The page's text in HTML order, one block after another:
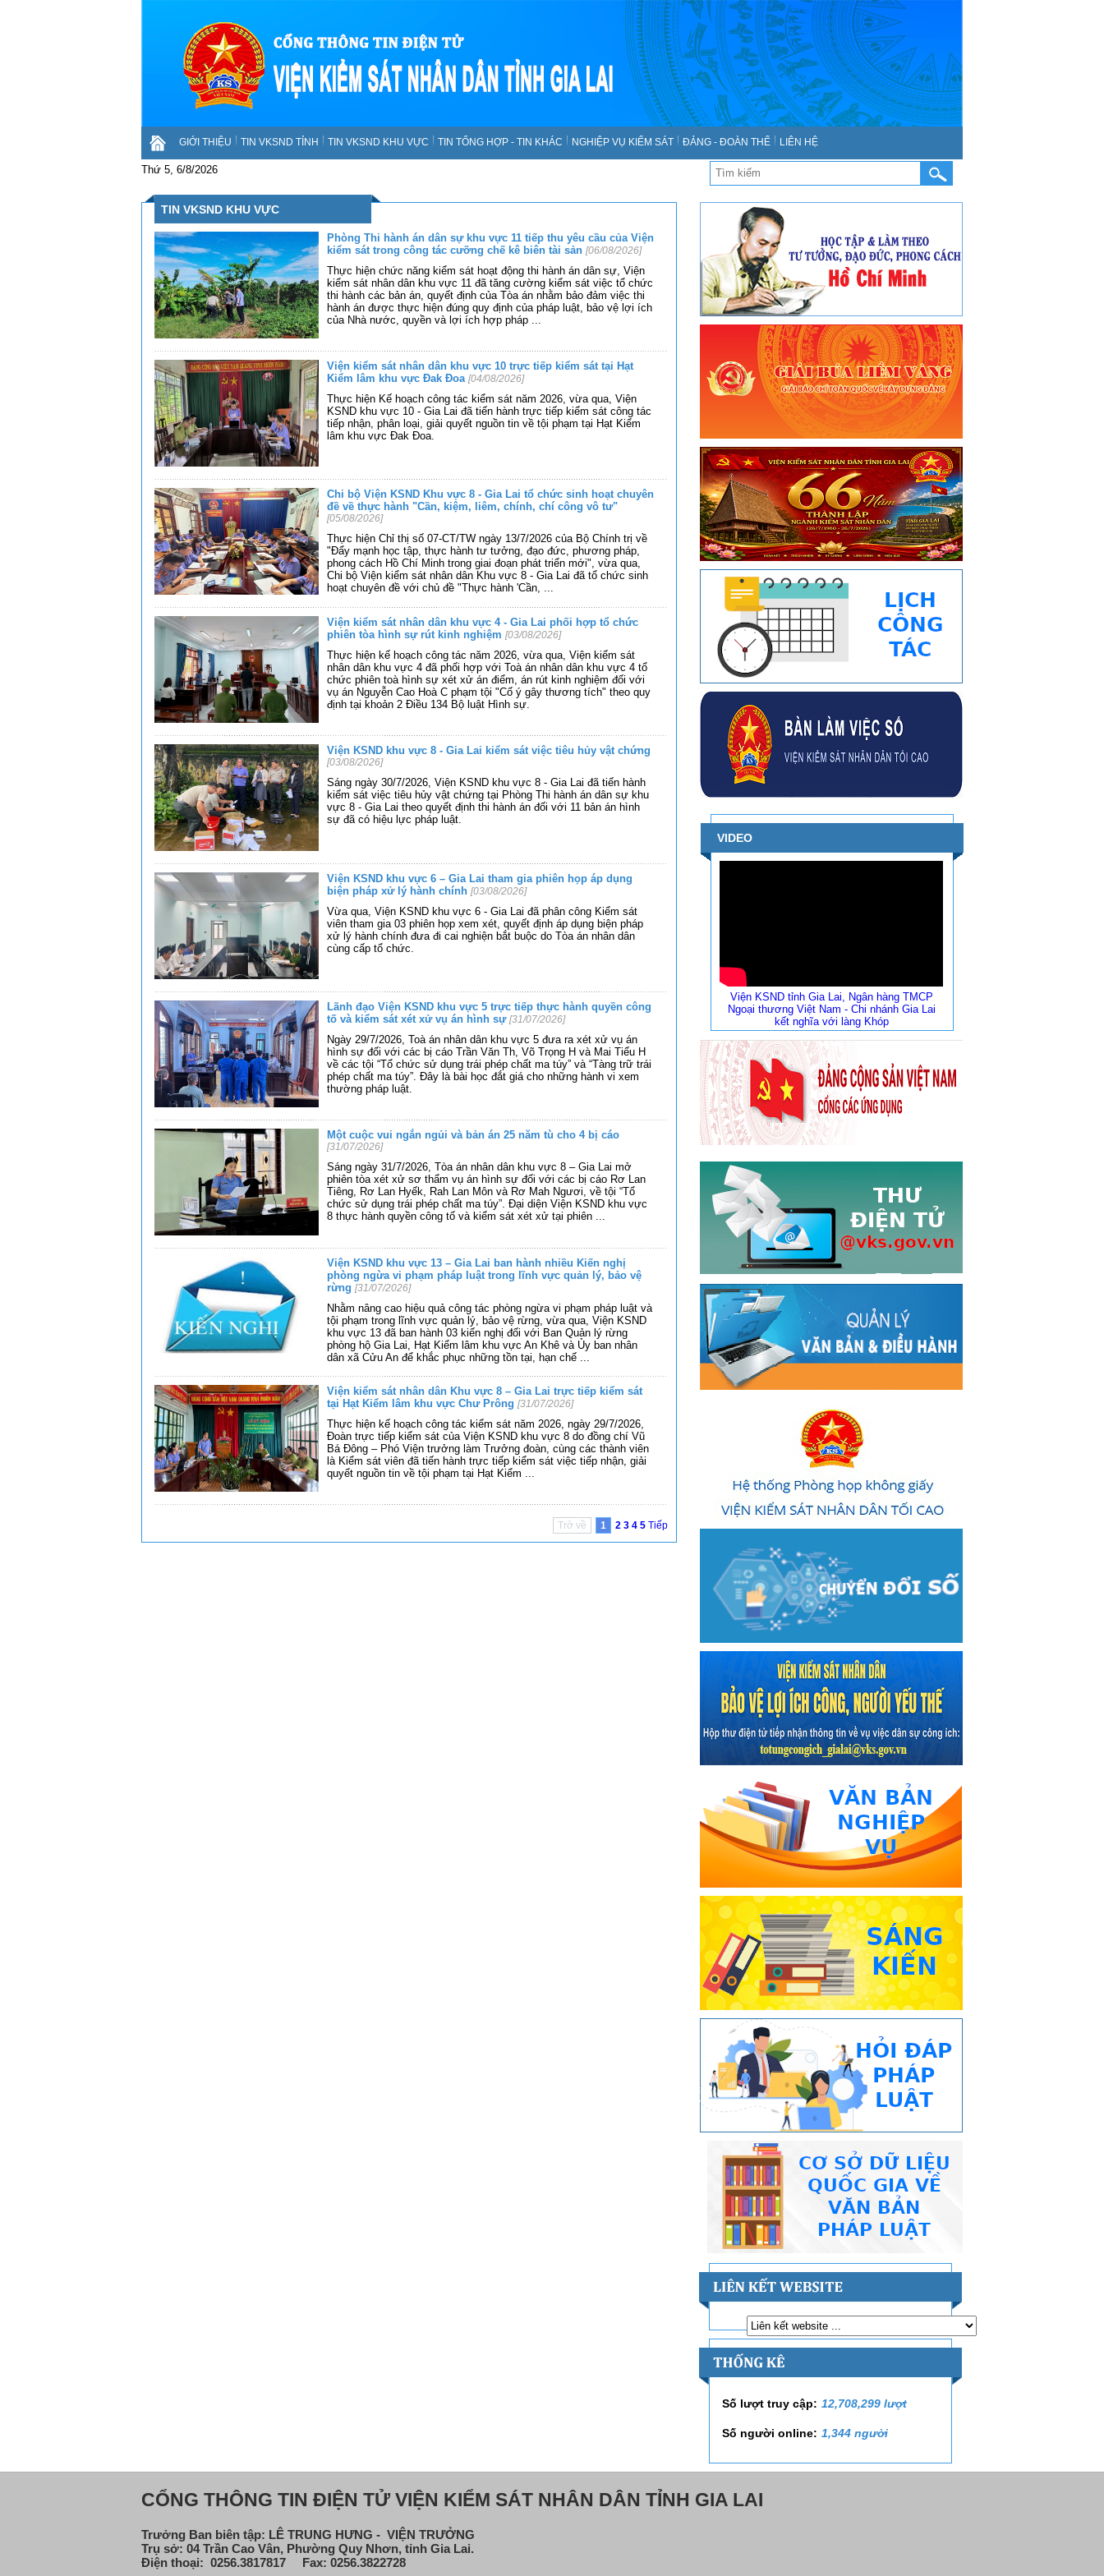
GIỚI THIỆU TIN VKSND TỈNH TIN VKSND KHU VỰC TIN TỔNG HỢP - TIN KHÁC NGHIỆP VỤ KIỂM SÁT ĐẢNG - ĐOÀN THỂ LIÊN HỆ
Thứ 5, 6/8/2026
TIN VKSND KHU VỰC
Phòng Thi hành án dân sự khu vực 11 tiếp thu yêu cầu của Viện
kiểm sát trong công tác cưỡng chế kê biên tài sản [06/08/2026]
Thực hiện chức năng kiểm sát hoạt động thi hành án dân sự, Viện
kiểm sát nhân dân khu vực 11 đã tăng cường kiểm sát việc tổ chức
thi hành các bản án, quyết định của Tòa án nhằm bảo đảm việc thi
hành án được thực hiện đúng quy định của pháp luật, bảo vệ lợi ích
của Nhà nước, quyền và lợi ích hợp pháp ...
Viện kiểm sát nhân dân khu vực 10 trực tiếp kiểm sát tại Hạt
Kiểm lâm khu vực Đak Đoa [04/08/2026]
Thực hiện Kế hoạch công tác kiểm sát năm 2026, vừa qua, Viện
KSND khu vực 10 - Gia Lai đã tiến hành trực tiếp kiểm sát công tác
tiếp nhận, phân loại, giải quyết nguồn tin về tội phạm tại Hạt Kiểm
lâm khu vực Đak Đoa.
Chi bộ Viện KSND Khu vực 8 - Gia Lai tổ chức sinh hoạt chuyên
đề về thực hành "Cần, kiệm, liêm, chính, chí công vô tư"
[05/08/2026]
Thực hiện Chỉ thị số 07-CT/TW ngày 13/7/2026 của Bộ Chính trị về
"Đẩy mạnh học tập, thực hành tư tưởng, đạo đức, phương pháp,
phong cách Hồ Chí Minh trong giai đoạn phát triển mới", vừa qua,
Chi bộ Viện kiểm sát nhân dân Khu vực 8 - Gia Lai đã tổ chức sinh
hoạt chuyên đề với chủ đề "Thực hành 'Cần, ...
Viện kiểm sát nhân dân khu vực 4 - Gia Lai phối hợp tổ chức
phiên tòa hình sự rút kinh nghiệm [03/08/2026]
Thực hiện kế hoạch công tác năm 2026, vừa qua, Viện kiểm sát
nhân dân khu vực 4 đã phối hợp với Toà án nhân dân khu vực 4 tổ
chức phiên toà hình sự xét xử án điểm, án rút kinh nghiệm đối với
vụ án Nguyễn Cao Hoà C phạm tội "Cố ý gây thương tích" theo quy
định tại khoản 2 Điều 134 Bộ luật Hình sự.
Viện KSND khu vực 8 - Gia Lai kiểm sát việc tiêu hủy vật chứng
[03/08/2026]
Sáng ngày 30/7/2026, Viện KSND khu vực 8 - Gia Lai đã tiến hành
kiểm sát việc tiêu hủy vật chứng tại Phòng Thi hành án dân sự khu
vực 8 - Gia Lai theo quyết định thi hành án đối với 11 bản án hình
sự đã có hiệu lực pháp luật.
Viện KSND khu vực 6 – Gia Lai tham gia phiên họp áp dụng
biện pháp xử lý hành chính [03/08/2026]
Vừa qua, Viện KSND khu vực 6 - Gia Lai đã phân công Kiểm sát
viên tham gia 03 phiên họp xem xét, quyết định áp dụng biện pháp
xử lý hành chính đưa đi cai nghiện bắt buộc do Tòa án nhân dân
cùng cấp tổ chức.
Lãnh đạo Viện KSND khu vực 5 trực tiếp thực hành quyền công
tố và kiểm sát xét xử vụ án hình sự [31/07/2026]
Ngày 29/7/2026, Toà án nhân dân khu vực 5 đưa ra xét xử vụ án
hình sự đối với các bị cáo Trần Văn Th, Võ Trọng H và Mai Tiểu H
về các tội “Tổ chức sử dụng trái phép chất ma túy” và “Tàng trữ trái
phép chất ma túy”. Đây là bài học đắt giá cho những hành vi xem
thường pháp luật.
Một cuộc vui ngắn ngủi và bản án 25 năm tù cho 4 bị cáo
[31/07/2026]
Sáng ngày 31/7/2026, Tòa án nhân dân khu vực 8 – Gia Lai mở
phiên tòa xét xử sơ thẩm vụ án hình sự đối với các bị cáo Rơ Lan
Tiêng, Rơ Lan Hyếk, Rah Lan Môn và Rơ Mah Ngươi, về tội “Tổ
chức sử dụng trái phép chất ma túy”. Đại diện Viện KSND khu vực
8 thực hành quyền công tố và kiểm sát xét xử tại phiên ...
Viện KSND khu vực 13 – Gia Lai ban hành nhiều Kiến nghị
phòng ngừa vi phạm pháp luật trong lĩnh vực quản lý, bảo vệ
rừng [31/07/2026]
Nhằm nâng cao hiệu quả công tác phòng ngừa vi phạm pháp luật và
tội phạm trong lĩnh vực quản lý, bảo vệ rừng, vừa qua, Viện KSND
khu vực 13 đã ban hành 03 kiến nghị đối với Ban Quản lý rừng
phòng hộ Gia Lai, Hạt Kiểm lâm khu vực An Khê và Ủy ban nhân
dân xã Cửu An để khắc phục những tồn tại, hạn chế ...
Viện kiểm sát nhân dân Khu vực 8 – Gia Lai trực tiếp kiểm sát
tại Hạt Kiểm lâm khu vực Chư Prông [31/07/2026]
Thực hiện kế hoạch công tác kiểm sát năm 2026, ngày 29/7/2026,
Đoàn trực tiếp kiểm sát của Viện KSND khu vực 8 do đồng chí Vũ
Bá Đông – Phó Viện trưởng làm Trưởng đoàn, cùng các thành viên
là Kiểm sát viên đã tiến hành trực tiếp kiểm sát việc tiếp nhận, giải
quyết nguồn tin về tội phạm tại Hạt Kiểm ...
Trở về 1 2 3 4 5 Tiếp
VIDEO
Viện KSND tỉnh Gia Lai, Ngân hàng TMCP
Ngoại thương Việt Nam - Chi nhánh Gia Lai
kết nghĩa với làng Khóp
Số lượt truy cập: 12,708,299 lượt
Số người online: 1,344 người
CỔNG THÔNG TIN ĐIỆN TỬ VIỆN KIỂM SÁT NHÂN DÂN TỈNH GIA LAI
Trưởng Ban biên tập: LÊ TRUNG HƯNG - VIỆN TRƯỞNG
Trụ sở: 04 Trần Cao Vân, Phường Quy Nhơn, tỉnh Gia Lai.
Điện thoại: 0256.3817817 Fax: 0256.3822728